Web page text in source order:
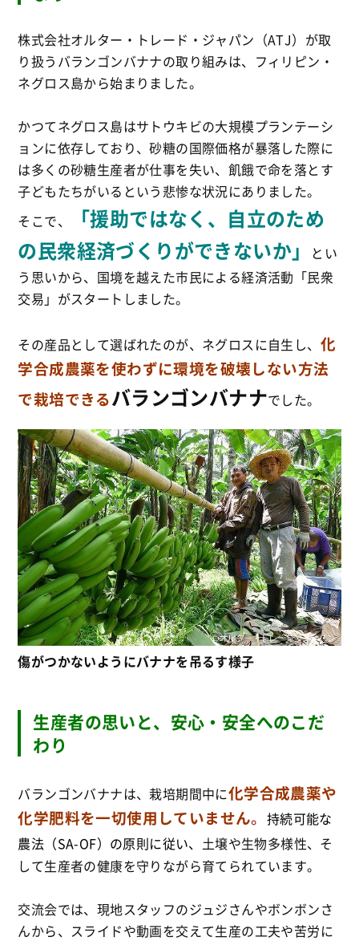
株式会社オルター・トレード・ジャパン（ATJ）が取
り扱うバランゴンバナナの取り組みは、フィリピン・
ネグロス島から始まりました。
かつてネグロス島はサトウキビの大規模プランテーシ
ョンに依存しており、砂糖の国際価格が暴落した際に
は多くの砂糖生産者が仕事を失い、飢餓で命を落とす
子どもたちがいるという悲惨な状況にありました。
そこで、
「援助ではなく、自立のため
の民衆経済づくりができないか」
とい
う思いから、国境を越えた市民による経済活動「民衆
交易」 がスタートしました。
その産品として選ばれたのが、ネグロスに自生し、 化
学合成農薬を使わずに環境を破壊しない方法
で栽培できるバランゴンバナナでした。
傷がつかないようにバナナを吊るす様子
生産者の思いと、安心・安全へのこだ
わり
バランゴンバナナは、栽培期間中に化学合成農薬や
化学肥料を一切使用していません。 持続可能な
農法（SA-OF）の原則に従い、 土壌や生物多様性、そ
して生産者の健康を守りながら育てられています。
交流会では、現地スタッフのジュジさんやボンボンさ
んから、スライドや動画を交えて生産の工夫や苦労に